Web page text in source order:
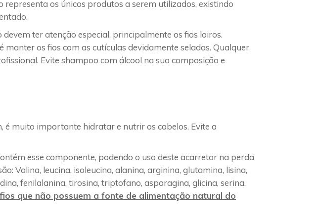
representa os únicos produtos a serem utilizados, existindo
ter atenção especial, principalmente os fios loiros.
os fios com as cutículas devidamente seladas. Qualquer
Evite shampoo com álcool na sua composição e
é muito importante hidratar e nutrir os cabelos. Evite a
esse componente, podendo o uso deste acarretar na perda
Valina, leucina, isoleucina, alanina, arginina, glutamina, lisina,
fenilalanina, tirosina, triptofano, asparagina, glicina, serina,
que não possuem a fonte de alimentação natural do